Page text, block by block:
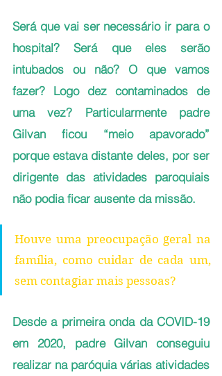
Será que vai ser necessário ir para o
hospital? Será que eles serão
intubados ou não? O que vamos
fazer? Logo dez contaminados de
uma vez? Particularmente padre
Gilvan ficou “meio apavorado”
porque estava distante deles, por ser
dirigente das atividades paroquiais
não podia ficar ausente da missão.
Houve uma preocupação geral na
família, como cuidar de cada um,
sem contagiar mais pessoas?
Desde a primeira onda da COVID-19
em 2020, padre Gilvan conseguiu
realizar na paróquia várias atividades